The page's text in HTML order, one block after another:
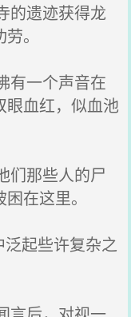
的遗迹获得龙
。
有一个声音在
眼血红，似血池
们那些人的尸
在这里。
起些许复杂之